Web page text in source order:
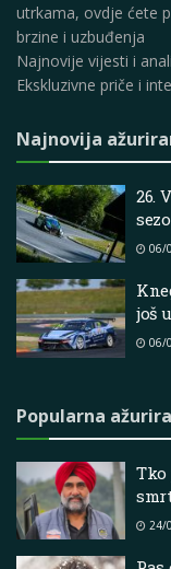
utrkama, ovdje ćete
brzine i uzbuđenja
Najnovije vijesti i
Ekskluzivne priče i
Najnovija
26.
06/
još
06/
Popularna
Tko
24/